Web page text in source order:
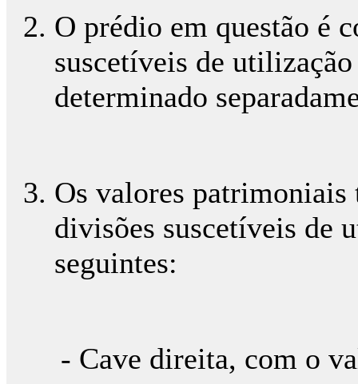
O prédio em questão é
suscetíveis de
determinado
Os valores patrimoniais
divisões suscetíveis de
seguintes:
- Cave direita, com o